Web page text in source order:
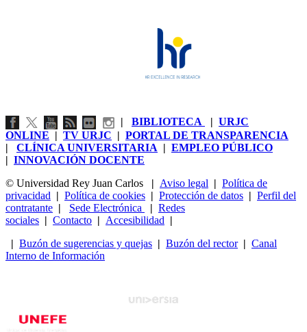
| BIBLIOTECA | URJC
ONLINE | TV URJC | PORTAL DE TRANSPARENCIA
| CLÍNICA UNIVERSITARIA | EMPLEO PÚBLICO
| INNOVACIÓN DOCENTE
© Universidad Rey Juan Carlos
| Aviso legal | Política de
privacidad | Política de cookies | Protección de datos | Perfil del
contratante | Sede Electrónica | Redes
sociales | Contacto | Accesibilidad |
| Buzón de sugerencias y quejas | Buzón del rector| Canal
Interno de Información